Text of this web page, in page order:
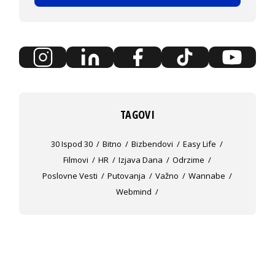
TAGOVI
30 Ispod 30 Bitno Bizbendovi
Easy Life
Filmovi
HR Izjava Dana
Odrzime
Poslovne Vesti
Putovanja Važno
Wannabe
Webmind